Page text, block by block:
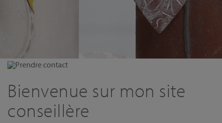
Prendre contact
Bienvenue sur mon site
conseillère